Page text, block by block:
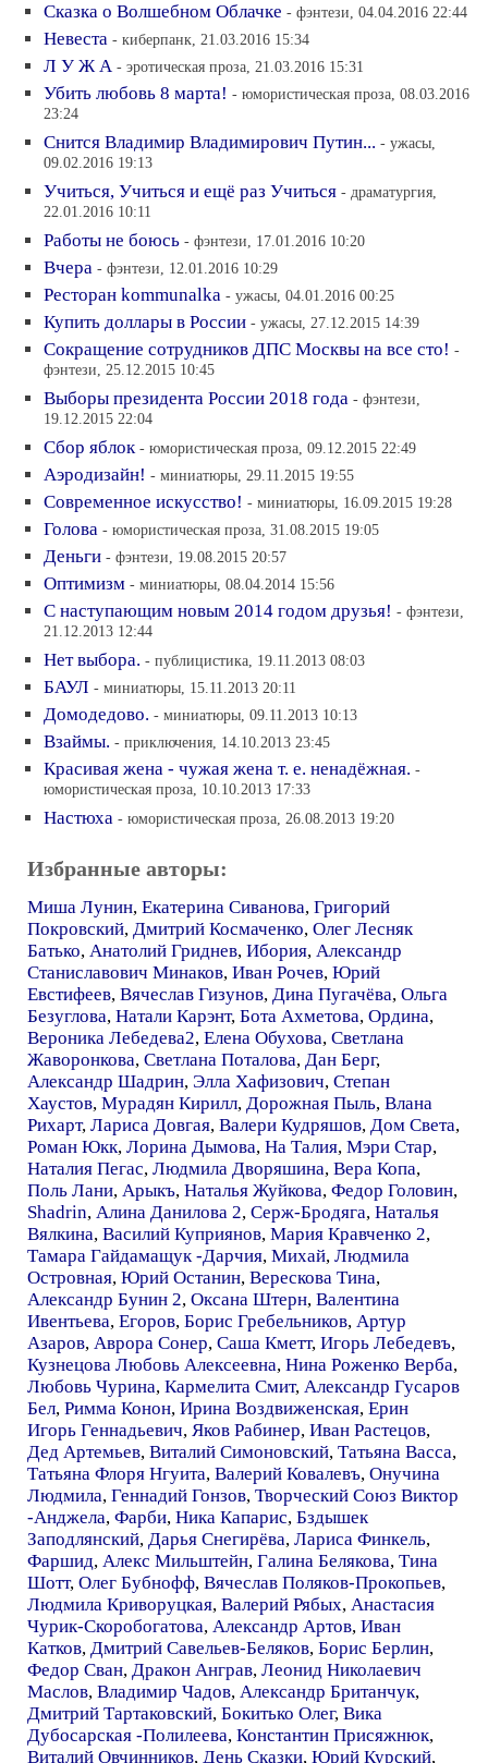
Сказка о Волшебном Облачке - фэнтези, 04.04.2016 22:44
Невеста - киберпанк, 21.03.2016 15:34
Л У Ж А - эротическая проза, 21.03.2016 15:31
Убить любовь 8 марта! - юмористическая проза, 08.03.2016
23:24
Снится Владимир Владимирович Путин... - ужасы,
09.02.2016 19:13
Учиться, Учиться и ещё раз Учиться - драматургия,
22.01.2016 10:11
Работы не боюсь - фэнтези, 17.01.2016 10:20
Вчера - фэнтези, 12.01.2016 10:29
Ресторан kommunalka - ужасы, 04.01.2016 00:25
Купить доллары в России - ужасы, 27.12.2015 14:39
Сокращение сотрудников ДПС Москвы на все сто! -
фэнтези, 25.12.2015 10:45
Выборы президента России 2018 года - фэнтези,
19.12.2015 22:04
Сбор яблок - юмористическая проза, 09.12.2015 22:49
Аэродизайн! - миниатюры, 29.11.2015 19:55
Современное искусство! - миниатюры, 16.09.2015 19:28
Голова - юмористическая проза, 31.08.2015 19:05
Деньги - фэнтези, 19.08.2015 20:57
Оптимизм - миниатюры, 08.04.2014 15:56
С наступающим новым 2014 годом друзья! - фэнтези,
21.12.2013 12:44
Нет выбора. - публицистика, 19.11.2013 08:03
БАУЛ - миниатюры, 15.11.2013 20:11
Домодедово. - миниатюры, 09.11.2013 10:13
Взаймы. - приключения, 14.10.2013 23:45
Красивая жена - чужая жена т. е. ненадёжная. -
юмористическая проза, 10.10.2013 17:33
Настюха - юмористическая проза, 26.08.2013 19:20
Избранные авторы:
Миша Лунин, Екатерина Сиванова, Григорий
Покровский, Дмитрий Космаченко, Олег Лесняк
Батько, Анатолий Гриднев, Ибория, Александр
Станиславович Минаков, Иван Рочев, Юрий
Евстифеев, Вячеслав Гизунов, Дина Пугачёва, Ольга
Безуглова, Натали Карэнт, Бота Ахметова, Ордина,
Вероника Лебедева2, Елена Обухова, Светлана
Жаворонкова, Светлана Поталова, Дан Берг,
Александр Шадрин, Элла Хафизович, Степан
Хаустов, Мурадян Кирилл, Дорожная Пыль, Влана
Рихарт, Лариса Довгая, Валери Кудряшов, Дом Света,
Роман Юкк, Лорина Дымова, На Талия, Мэри Стар,
Наталия Пегас, Людмила Дворяшина, Вера Копа,
Поль Лани, Арыкъ, Наталья Жуйкова, Федор Головин,
Shadrin, Алина Данилова 2, Серж-Бродяга, Наталья
Вялкина, Василий Куприянов, Мария Кравченко 2,
Тамара Гайдамащук -Дарчия, Михай, Людмила
Островная, Юрий Останин, Верескова Тина,
Александр Бунин 2, Оксана Штерн, Валентина
Ивентьева, Егоров, Борис Гребельников, Артур
Азаров, Аврора Сонер, Саша Кметт, Игорь Лебедевъ,
Кузнецова Любовь Алексеевна, Нина Роженко Верба,
Любовь Чурина, Кармелита Смит, Александр Гусаров
Бел, Римма Конон, Ирина Воздвиженская, Ерин
Игорь Геннадьевич, Яков Рабинер, Иван Растецов,
Дед Артемьев, Виталий Симоновский, Татьяна Васса,
Татьяна Флоря Нгуита, Валерий Ковалевъ, Онучина
Людмила, Геннадий Гонзов, Творческий Союз Виктор
-Анджела, Фарби, Ника Капарис, Бздышек
Заподлянский, Дарья Снегирёва, Лариса Финкель,
Фаршид, Алекс Мильштейн, Галина Белякова, Тина
Шотт, Олег Бубнофф, Вячеслав Поляков-Прокопьев,
Людмила Криворуцкая, Валерий Рябых, Анастасия
Чурик-Скоробогатова, Александр Артов, Иван
Катков, Дмитрий Савельев-Беляков, Борис Берлин,
Федор Сван, Дракон Анграв, Леонид Николаевич
Маслов, Владимир Чадов, Александр Британчук,
Дмитрий Тартаковский, Бокитько Олег, Вика
Дубосарская -Полилеева, Константин Присяжнюк,
Виталий Овчинников, День Сказки, Юрий Курский,